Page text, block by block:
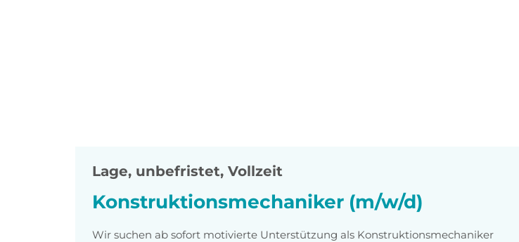
Lage, unbefristet, Vollzeit
Konstruktionsmechaniker (m/w/d)
Wir suchen ab sofort motivierte Unterstützung als Konstruktionsmechaniker